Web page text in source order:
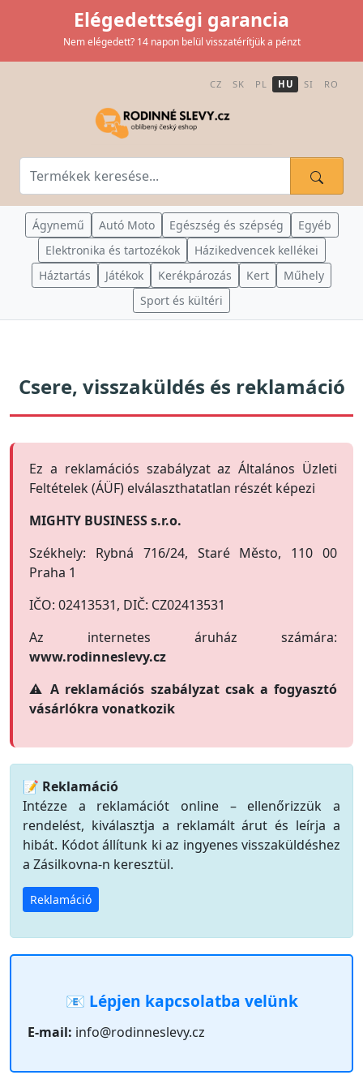
Elégedettségi garancia
Nem elégedett? 14 napon belül visszatérítjük a pénzt
CZ SK PL HU SI RO
Ágynemű Autó Moto Egészség és szépség
Egyéb
Elektronika és tartozékok
Házikedvencek kellékei
Háztartás
Játékok Kerékpározás Kert
Műhely
Sport és kültéri
Csere, visszaküldés és reklamáció
Ez a reklamációs szabályzat az Általános Üzleti
Feltételek (ÁÜF) elválaszthatatlan részét képezi
MIGHTY BUSINESS s.r.o.
Székhely: Rybná 716/24, Staré Město, 110 00
Praha 1
IČO: 02413531, DIČ: CZ02413531
Az internetes áruház számára:
www.rodinneslevy.cz
⚠️ A reklamációs szabályzat csak a fogyasztó
vásárlókra vonatkozik
📝 Reklamáció
Intézze a reklamációt online – ellenőrizzük a
rendelést, kiválasztja a reklamált árut és leírja a
hibát. Kódot állítunk ki az ingyenes visszaküldéshez
a Zásilkovna-n keresztül.
Reklamáció
📧 Lépjen kapcsolatba velünk
E-mail: info@rodinneslevy.cz